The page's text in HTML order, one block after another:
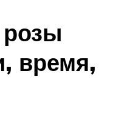
розы
время,